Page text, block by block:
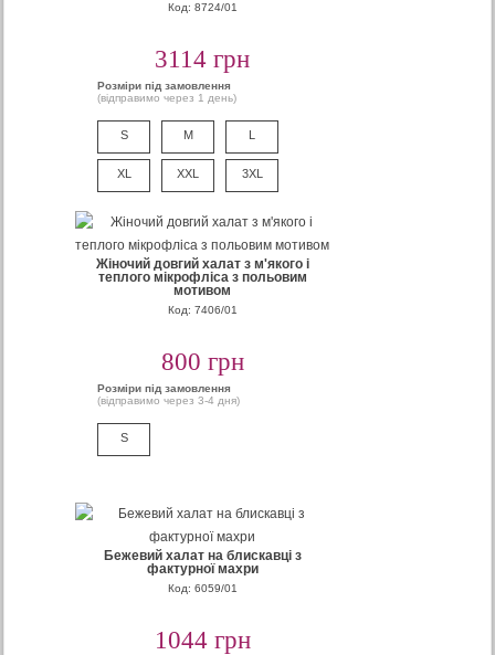
Код: 8724/01
3114 грн
Розміри під замовлення
(відправимо через 1 день)
S M L
XL XXL 3XL
Жіночий довгий халат з м'якого і
теплого мікрофліса з польовим
мотивом
Код: 7406/01
800 грн
Розміри під замовлення
(відправимо через 3-4 дня)
S
Бежевий халат на блискавці з
фактурної махри
Код: 6059/01
1044 грн